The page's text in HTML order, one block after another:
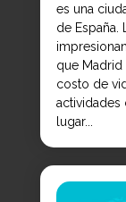
es una
de España.
que
costo de
actividades
lugar...